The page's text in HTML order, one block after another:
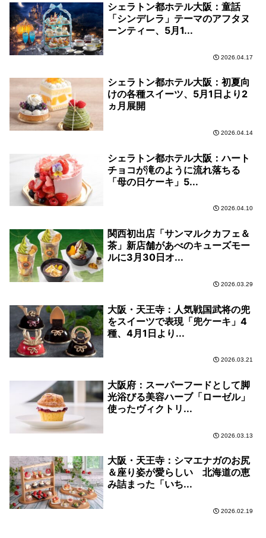
シェラトン都ホテル大阪：童話
「シンデレラ」テーマのアフタヌ
ーンティー、5月1...
2026.04.17
シェラトン都ホテル大阪：初夏向
けの各種スイーツ、5月1日より2
ヵ月展開
2026.04.14
シェラトン都ホテル大阪：ハート
チョコが滝のように流れ落ちる
「母の日ケーキ」5...
2026.04.10
関西初出店「サンマルクカフェ＆
茶」新店舗があべのキューズモー
ルに3月30日オ...
2026.03.29
大阪・天王寺：人気戦国武将の兜
をスイーツで表現「兜ケーキ」4
種、4月1日より...
2026.03.21
大阪府：スーパーフードとして脚
光浴びる美容ハーブ「ローゼル」
使ったヴィクトリ...
2026.03.13
大阪・天王寺：シマエナガのお尻
＆座り姿が愛らしい 北海道の恵
み詰まった「いち...
2026.02.19